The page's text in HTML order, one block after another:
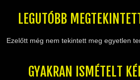
LEGUTÓBB
Ezelőtt még nem tekintett meg egyetlen
GYAKRAN ISMÉTELT